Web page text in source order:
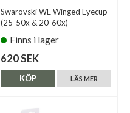
Swarovski WE Winged Eyecup
(25-50x & 20-60x)
Finns i lager
620 SEK
LÄS MER
KÖP